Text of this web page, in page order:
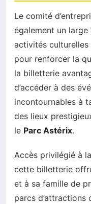
Le comité
également un
activités culturelles
pour renforcer la
la billetterie
d’accéder à des
incontournables à
des lieux
le Parc Astérix.
Accès privilégié à
cette billetterie
et à sa famille de
parcs d’attractions